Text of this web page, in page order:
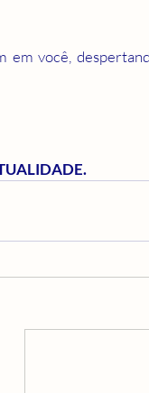
em você,